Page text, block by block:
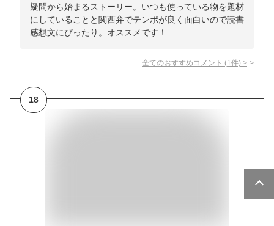
疑問から始まるストーリー。いつも使っている物を題材
にしていることと関西弁でテンポが良く面白いので読書
感想文にぴったり。オススメです！
全てのおすすめコメント (1 件) >
18